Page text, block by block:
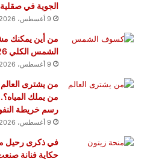
الجوية في صقلية
9 أغسطس، 2026
من أين يمكنك
الشمس الكلي 2026؟
9 أغسطس، 2026
من يشترى
من يملك
رسم خريطة
9 أغسطس، 2026
في ذكرى رحيل
حكاية فنانة